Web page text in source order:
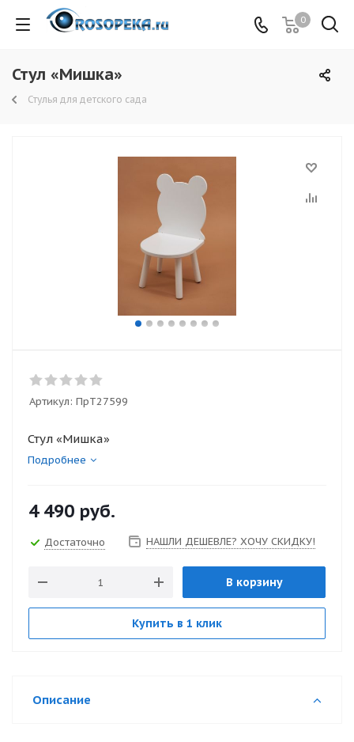
0
Стул «Мишка»
Стулья для детского сада
Артикул: ПрТ27599
Стул «Мишка»
Подробнее
4 490 руб.
Достаточно НАШЛИ ДЕШЕВЛЕ? ХОЧУ СКИДКУ!
В корзину
Купить в 1 клик
Описание